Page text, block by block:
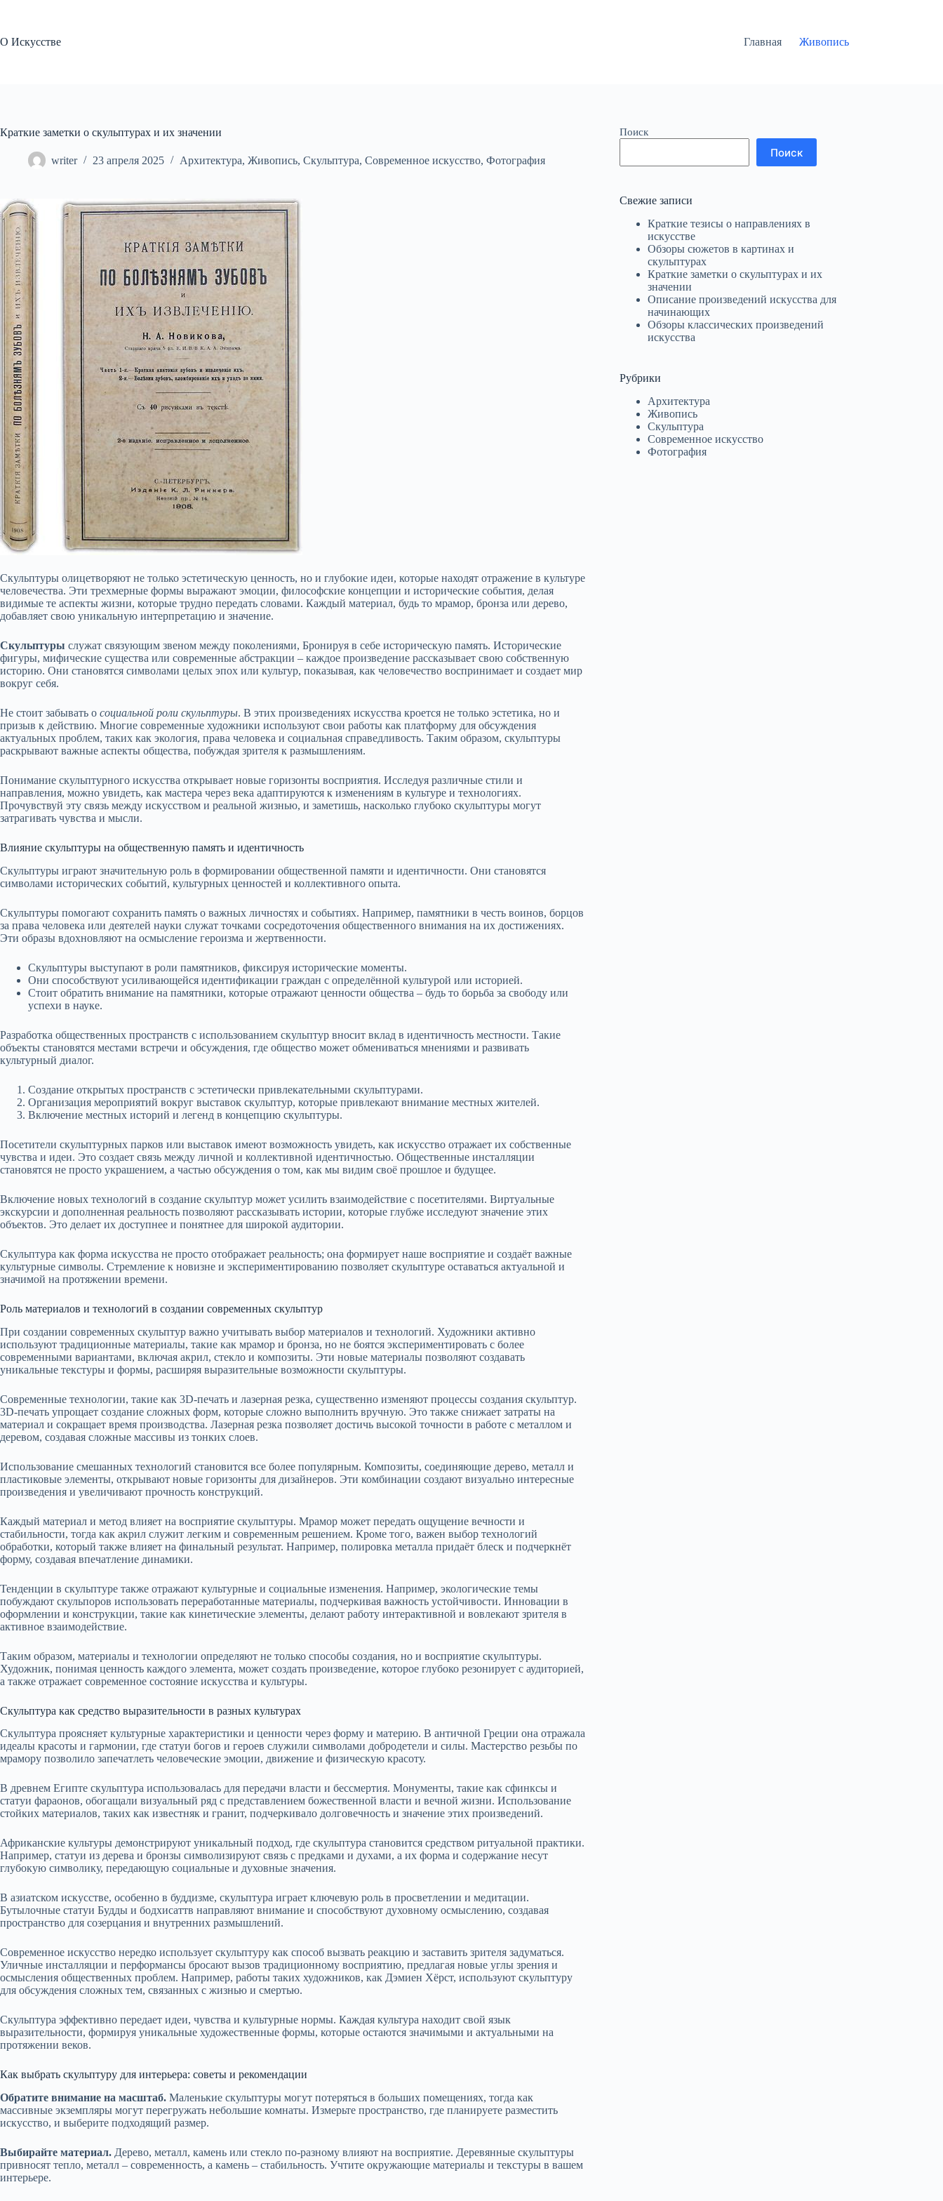
О Искусстве
Главная Живопись
Краткие заметки о скульптурах и их значении
writer 23 апреля 2025 Архитектура, Живопись, Скульптура, Современное искусство, Фотография
Скульптуры олицетворяют не только эстетическую ценность, но и глубокие идеи, которые находят отражение в культуре
человечества. Эти трехмерные формы выражают эмоции, философские концепции и исторические события, делая
видимые те аспекты жизни, которые трудно передать словами. Каждый материал, будь то мрамор, бронза или дерево,
добавляет свою уникальную интерпретацию и значение.
Скульптуры служат связующим звеном между поколениями, Бронируя в себе историческую память. Исторические
фигуры, мифические существа или современные абстракции – каждое произведение рассказывает свою собственную
историю. Они становятся символами целых эпох или культур, показывая, как человечество воспринимает и создает мир
вокруг себя.
Не стоит забывать о социальной роли скульптуры. В этих произведениях искусства кроется не только эстетика, но и
призыв к действию. Многие современные художники используют свои работы как платформу для обсуждения
актуальных проблем, таких как экология, права человека и социальная справедливость. Таким образом, скульптуры
раскрывают важные аспекты общества, побуждая зрителя к размышлениям.
Понимание скульптурного искусства открывает новые горизонты восприятия. Исследуя различные стили и
направления, можно увидеть, как мастера через века адаптируются к изменениям в культуре и технологиях.
Прочувствуй эту связь между искусством и реальной жизнью, и заметишь, насколько глубоко скульптуры могут
затрагивать чувства и мысли.
Влияние скульптуры на общественную память и идентичность
Скульптуры играют значительную роль в формировании общественной памяти и идентичности. Они становятся
символами исторических событий, культурных ценностей и коллективного опыта.
Скульптуры помогают сохранить память о важных личностях и событиях. Например, памятники в честь воинов, борцов
за права человека или деятелей науки служат точками сосредоточения общественного внимания на их достижениях.
Эти образы вдохновляют на осмысление героизма и жертвенности.
Скульптуры выступают в роли памятников, фиксируя исторические моменты.
Они способствуют усиливающейся идентификации граждан с определённой культурой или историей.
Стоит обратить внимание на памятники, которые отражают ценности общества – будь то борьба за свободу или
успехи в науке.
Разработка общественных пространств с использованием скульптур вносит вклад в идентичность местности. Такие
объекты становятся местами встречи и обсуждения, где общество может обмениваться мнениями и развивать
культурный диалог.
Создание открытых пространств с эстетически привлекательными скульптурами.
Организация мероприятий вокруг выставок скульптур, которые привлекают внимание местных жителей.
Включение местных историй и легенд в концепцию скульптуры.
Посетители скульптурных парков или выставок имеют возможность увидеть, как искусство отражает их собственные
чувства и идеи. Это создает связь между личной и коллективной идентичностью. Общественные инсталляции
становятся не просто украшением, а частью обсуждения о том, как мы видим своё прошлое и будущее.
Включение новых технологий в создание скульптур может усилить взаимодействие с посетителями. Виртуальные
экскурсии и дополненная реальность позволяют рассказывать истории, которые глубже исследуют значение этих
объектов. Это делает их доступнее и понятнее для широкой аудитории.
Скульптура как форма искусства не просто отображает реальность; она формирует наше восприятие и создаёт важные
культурные символы. Стремление к новизне и экспериментированию позволяет скульптуре оставаться актуальной и
значимой на протяжении времени.
Роль материалов и технологий в создании современных скульптур
При создании современных скульптур важно учитывать выбор материалов и технологий. Художники активно
используют традиционные материалы, такие как мрамор и бронза, но не боятся экспериментировать с более
современными вариантами, включая акрил, стекло и композиты. Эти новые материалы позволяют создавать
уникальные текстуры и формы, расширяя выразительные возможности скульптуры.
Современные технологии, такие как 3D-печать и лазерная резка, существенно изменяют процессы создания скульптур.
3D-печать упрощает создание сложных форм, которые сложно выполнить вручную. Это также снижает затраты на
материал и сокращает время производства. Лазерная резка позволяет достичь высокой точности в работе с металлом и
деревом, создавая сложные массивы из тонких слоев.
Использование смешанных технологий становится все более популярным. Композиты, соединяющие дерево, металл и
пластиковые элементы, открывают новые горизонты для дизайнеров. Эти комбинации создают визуально интересные
произведения и увеличивают прочность конструкций.
Каждый материал и метод влияет на восприятие скульптуры. Мрамор может передать ощущение вечности и
стабильности, тогда как акрил служит легким и современным решением. Кроме того, важен выбор технологий
обработки, который также влияет на финальный результат. Например, полировка металла придаёт блеск и подчеркнёт
форму, создавая впечатление динамики.
Тенденции в скульптуре также отражают культурные и социальные изменения. Например, экологические темы
побуждают скульпоров использовать переработанные материалы, подчеркивая важность устойчивости. Инновации в
оформлении и конструкции, такие как кинетические элементы, делают работу интерактивной и вовлекают зрителя в
активное взаимодействие.
Таким образом, материалы и технологии определяют не только способы создания, но и восприятие скульптуры.
Художник, понимая ценность каждого элемента, может создать произведение, которое глубоко резонирует с аудиторией,
а также отражает современное состояние искусства и культуры.
Скульптура как средство выразительности в разных культурах
Скульптура проясняет культурные характеристики и ценности через форму и материю. В античной Греции она отражала
идеалы красоты и гармонии, где статуи богов и героев служили символами добродетели и силы. Мастерство резьбы по
мрамору позволило запечатлеть человеческие эмоции, движение и физическую красоту.
В древнем Египте скульптура использовалась для передачи власти и бессмертия. Монументы, такие как сфинксы и
статуи фараонов, обогащали визуальный ряд с представлением божественной власти и вечной жизни. Использование
стойких материалов, таких как известняк и гранит, подчеркивало долговечность и значение этих произведений.
Африканские культуры демонстрируют уникальный подход, где скульптура становится средством ритуальной практики.
Например, статуи из дерева и бронзы символизируют связь с предками и духами, а их форма и содержание несут
глубокую символику, передающую социальные и духовные значения.
В азиатском искусстве, особенно в буддизме, скульптура играет ключевую роль в просветлении и медитации.
Бутылочные статуи Будды и бодхисаттв направляют внимание и способствуют духовному осмыслению, создавая
пространство для созерцания и внутренних размышлений.
Современное искусство нередко использует скульптуру как способ вызвать реакцию и заставить зрителя задуматься.
Уличные инсталляции и перформансы бросают вызов традиционному восприятию, предлагая новые углы зрения и
осмысления общественных проблем. Например, работы таких художников, как Дэмиен Хёрст, используют скульптуру
для обсуждения сложных тем, связанных с жизнью и смертью.
Скульптура эффективно передает идеи, чувства и культурные нормы. Каждая культура находит свой язык
выразительности, формируя уникальные художественные формы, которые остаются значимыми и актуальными на
протяжении веков.
Как выбрать скульптуру для интерьера: советы и рекомендации
Обратите внимание на масштаб. Маленькие скульптуры могут потеряться в больших помещениях, тогда как
массивные экземпляры могут перегружать небольшие комнаты. Измерьте пространство, где планируете разместить
искусство, и выберите подходящий размер.
Выбирайте материал. Дерево, металл, камень или стекло по-разному влияют на восприятие. Деревянные скульптуры
привносят тепло, металл – современность, а камень – стабильность. Учтите окружающие материалы и текстуры в вашем
интерьере.
Поиск
Поиск
Свежие записи
Краткие тезисы о направлениях в
искусстве
Обзоры сюжетов в картинах и
скульптурах
Краткие заметки о скульптурах и их
значении
Описание произведений искусства для
начинающих
Обзоры классических произведений
искусства
Рубрики
Архитектура
Живопись
Скульптура
Современное искусство
Фотография